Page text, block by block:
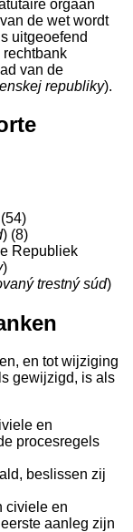
orgaan
de wet wordt
uitgeoefend
rechtbank
van de
republiky).
) (8)
Republiek
)
trestný súd)
en tot wijziging
gewijzigd, is als
en
procesregels
beslissen zij
civiele en
aanleg zijn